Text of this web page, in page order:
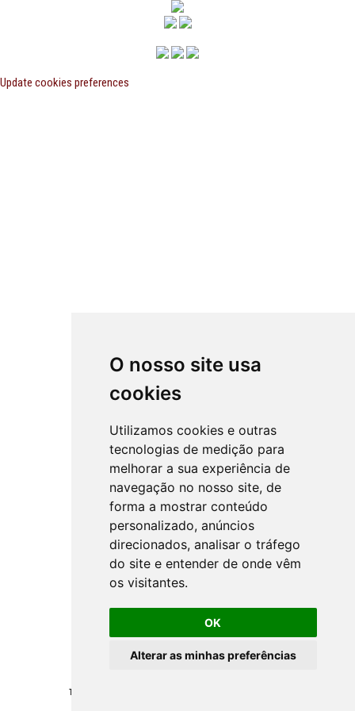
O nosso site usa
cookies
Utilizamos cookies e outras
tecnologias de medição para
melhorar a sua experiência de
navegação no nosso site, de
forma a mostrar conteúdo
personalizado, anúncios
direcionados, analisar o tráfego
do site e entender de onde vêm
os visitantes.
OK
Alterar as minhas preferências
Todos los derechos reservados ©
Update cookies preferences